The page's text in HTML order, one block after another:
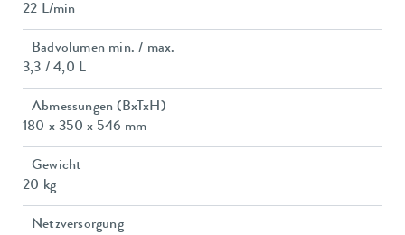
22 L/min
Badvolumen min. / max.
3,3 / 4,0 L
Abmessungen (BxTxH)
180 x 350 x 546 mm
Gewicht
20 kg
Netzversorgung